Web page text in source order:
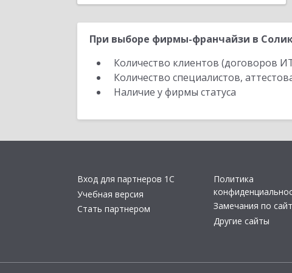
При выборе фирмы-франчайзи в
Количество клиентов (договоров
Количество специалистов,
Наличие у фирмы статуса
Вход для партнеров 1С
Учебная версия
Стать партнером
Политика
Замечания по
Другие сайты